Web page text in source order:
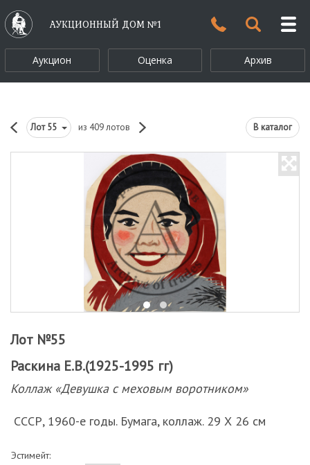
АУКЦИОННЫЙ ДОМ №1
Аукцион Оценка Архив
Лот55 из 409 лотов В каталог
Лот №55
Раскина Е.В.(1925-1995 гг)
Коллаж «Девушка с меховым воротником»
СССР, 1960-е годы. Бумага, коллаж. 29 Х 26 см
Эстимейт: